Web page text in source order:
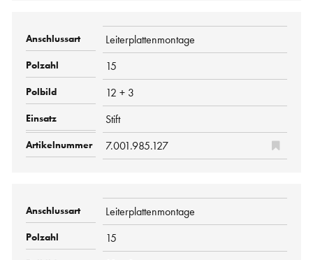
Leiterplattenmontage
15
12 + 3
Stift
7.001.985.127
Leiterplattenmontage
15